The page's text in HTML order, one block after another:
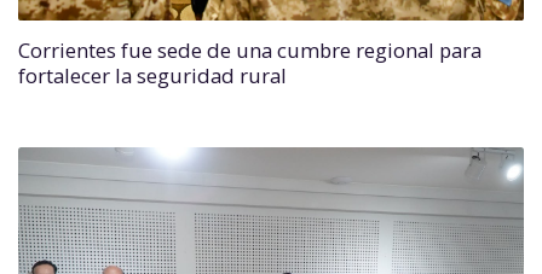
Corrientes fue sede de una cumbre regional para
fortalecer la seguridad rural